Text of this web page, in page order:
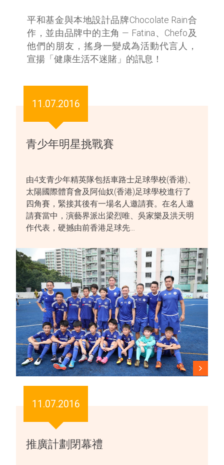
平和基金與本地設計品牌Chocolate Rain合
作，並由品牌中的主角 — Fatina、Chefo及
他們的朋友，搖身一變成為活動代言人，
宣揚「健康生活不迷賭」的訊息！
11.07.2016
青少年明星挑戰賽
由4支青少年精英隊包括車路士足球學校(香港)、
太陽國際體育會及阿仙奴(香港)足球學校進行了
四角賽，緊接其後有一場名人邀請賽。在名人邀
請賽當中，演藝界派出梁烈唯、吳家樂及洪天明
作代表，硬撼由前香港足球先…
11.07.2016
推廣計劃閉幕禮